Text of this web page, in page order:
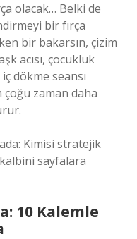
olacak… Belki de
bir fırça
bir bakarsın, çizim
acısı, çocukluk
dökme seansı
çoğu zaman daha
Kimisi stratejik
sayfalara
10 Kalemle